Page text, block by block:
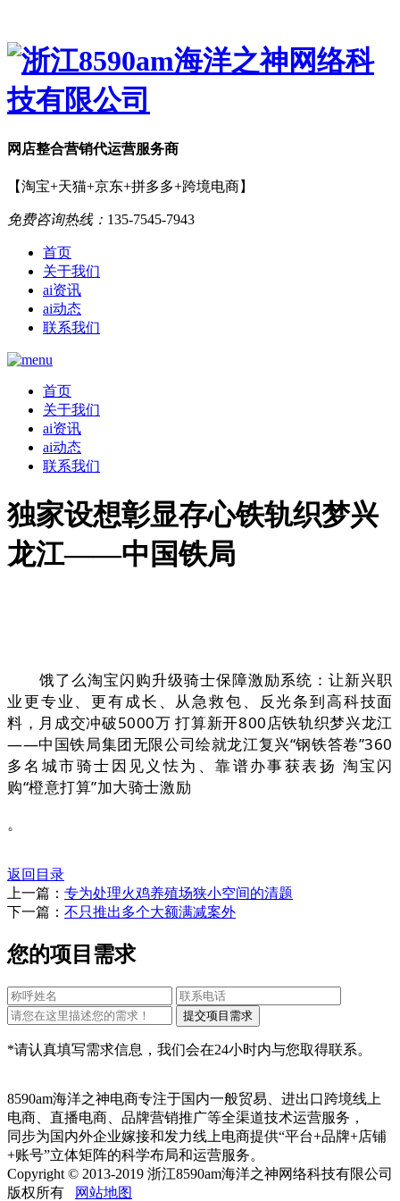
网店整合营销代运营服务商
【淘宝+天猫+京东+拼多多+跨境电商】
免费咨询热线： 135-7545-7943
首页
关于我们
ai资讯
ai动态
联系我们
首页
关于我们
ai资讯
ai动态
联系我们
独家设想彰显存心铁轨织梦兴
龙江——中国铁局
饿了么淘宝闪购升级骑士保障激励系统：让新兴职
业更专业、更有成长、从急救包、反光条到高科技面
料，月成交冲破5000万 打算新开800店铁轨织梦兴龙江
——中国铁局集团无限公司绘就龙江复兴“钢铁答卷”360
多名城市骑士因见义怯为、靠谱办事获表扬 淘宝闪
购“橙意打算”加大骑士激励
。
返回目录
上一篇： 专为处理火鸡养殖场狭小空间的清题
下一篇： 不只推出多个大额满减案外
您的项目需求
*请认真填写需求信息，我们会在24小时内与您取得联系。
8590am海洋之神电商专注于国内一般贸易、进出口跨境线上
电商、直播电商、品牌营销推广等全渠道技术运营服务，
同步为国内外企业嫁接和发力线上电商提供“平台+品牌+店铺
+账号”立体矩阵的科学布局和运营服务。
Copyright © 2013-2019 浙江8590am海洋之神网络科技有限公司
版权所有
网站地图